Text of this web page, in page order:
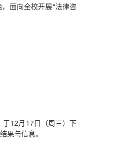
面向全校开展“法律咨
于12月17日（周三）下
果与信息。